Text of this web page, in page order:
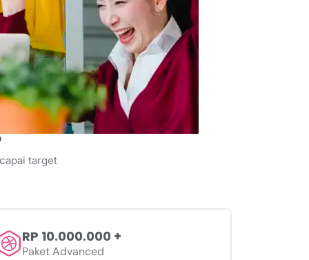
target
RP 10.000.000 +
Paket Advanced